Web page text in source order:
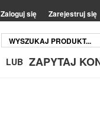
Zaloguj się Zarejestruj się
LUB ZAPYTAJ